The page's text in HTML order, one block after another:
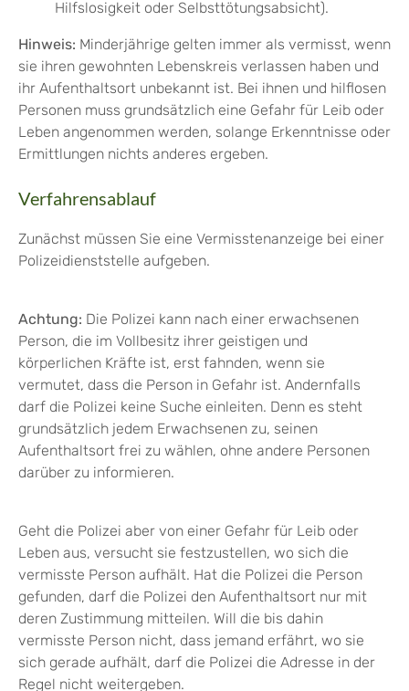
Hilfslosigkeit oder Selbsttötungsabsicht).
Hinweis: Minderjährige gelten immer als vermisst, wenn
sie ihren gewohnten Lebenskreis verlassen haben und
ihr Aufenthaltsort unbekannt ist. Bei ihnen und hilflosen
Personen muss grundsätzlich eine Gefahr für Leib oder
Leben angenommen werden, solange Erkenntnisse oder
Ermittlungen nichts anderes ergeben.
Verfahrensablauf
Zunächst müssen Sie eine Vermisstenanzeige bei einer
Polizeidienststelle aufgeben.
Achtung: Die Polizei kann nach einer erwachsenen
Person, die im Vollbesitz ihrer geistigen und
körperlichen Kräfte ist, erst fahnden, wenn sie
vermutet, dass die Person in Gefahr ist. Andernfalls
darf die Polizei keine Suche einleiten. Denn es steht
grundsätzlich jedem Erwachsenen zu, seinen
Aufenthaltsort frei zu wählen, ohne andere Personen
darüber zu informieren.
Geht die Polizei aber von einer Gefahr für Leib oder
Leben aus, versucht sie festzustellen, wo sich die
vermisste Person aufhält. Hat die Polizei die Person
gefunden, darf die Polizei den Aufenthaltsort nur mit
deren Zustimmung mitteilen. Will die bis dahin
vermisste Person nicht, dass jemand erfährt, wo sie
sich gerade aufhält, darf die Polizei die Adresse in der
Regel nicht weitergeben.